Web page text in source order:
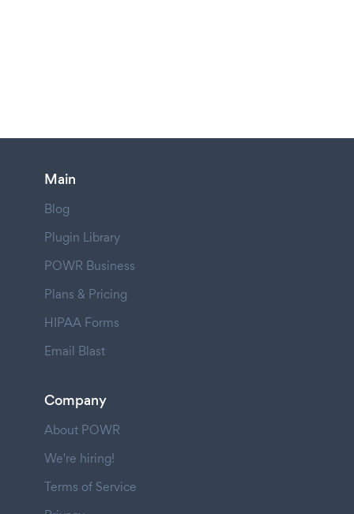
Main
Blog
Plugin Library
POWR Business
Plans & Pricing
HIPAA Forms
Email Blast
Company
About POWR
We're hiring!
Terms of Service